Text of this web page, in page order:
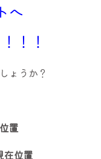
へ
！！
ょうか？
置
位置